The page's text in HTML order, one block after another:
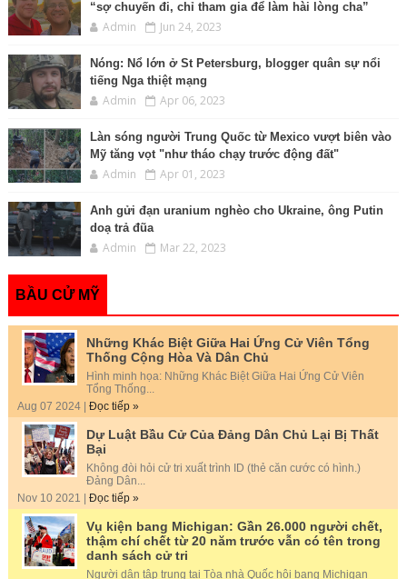
“sợ chuyến đi, chỉ tham gia để làm hài lòng cha”
Admin Jun 24, 2023
Nóng: Nổ lớn ở St Petersburg, blogger quân sự nổi
tiếng Nga thiệt mạng
Admin Apr 06, 2023
Làn sóng người Trung Quốc từ Mexico vượt biên vào
Mỹ tăng vọt "như tháo chạy trước động đất"
Admin Apr 01, 2023
Anh gửi đạn uranium nghèo cho Ukraine, ông Putin
doạ trả đũa
Admin Mar 22, 2023
BẦU CỬ MỸ
Những Khác Biệt Giữa Hai Ứng Cử Viên Tổng
Thống Cộng Hòa Và Dân Chủ
Hình minh họa: Những Khác Biệt Giữa Hai Ứng Cử Viên
Tổng Thống...
Aug 07 2024 | Đọc tiếp »
Dự Luật Bầu Cử Của Đảng Dân Chủ Lại Bị Thất
Bại
Không đòi hỏi cử tri xuất trình ID (thẻ căn cước có hình.)
Đảng Dân...
Nov 10 2021 | Đọc tiếp »
Vụ kiện bang Michigan: Gần 26.000 người chết,
thậm chí chết từ 20 năm trước vẫn có tên trong
danh sách cử tri
Người dân tập trung tại Tòa nhà Quốc hội bang Michigan